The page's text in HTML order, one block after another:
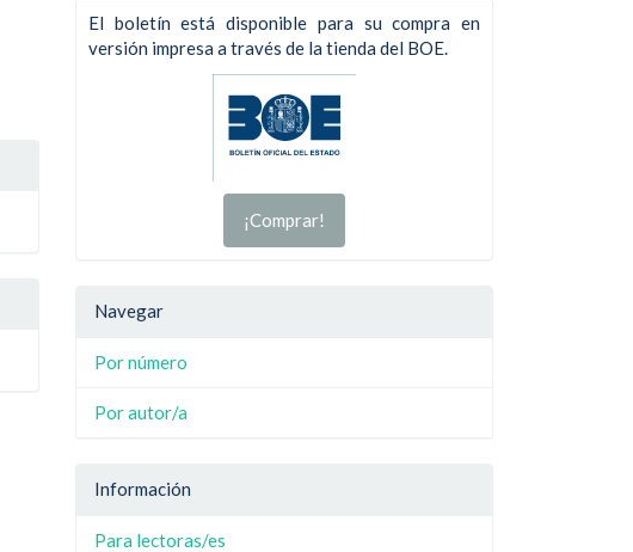
El boletín está disponible para su compra en
versión impresa a través de la tienda del BOE.
¡Comprar!
Navegar
Por número
Por autor/a
Información
Para lectoras/es